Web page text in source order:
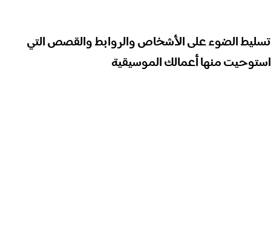
تسليط الضوء على الأشخاص والروابط والقصص التي
استوحيت منها أعمالك الموسيقية